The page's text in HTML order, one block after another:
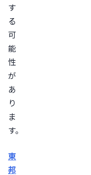
す
る
可
能
性
が
あ
り
ま
す。
東
邦